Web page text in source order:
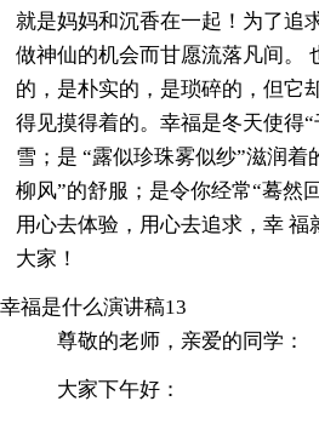
就是妈妈和沉香在一起！为了追
做神仙的机会而甘愿流落凡间。
的，是朴实的，是琐碎的，但它
得见摸得着的。幸福是冬天使得
雪；是 “露似珍珠雾似纱”滋润着
柳风”的舒服；是令你经常“蓦然
用心去体验，用心去追求，幸 福
大家！
幸福是什么演讲稿13
尊敬的老师，亲爱的同学：
大家下午好：